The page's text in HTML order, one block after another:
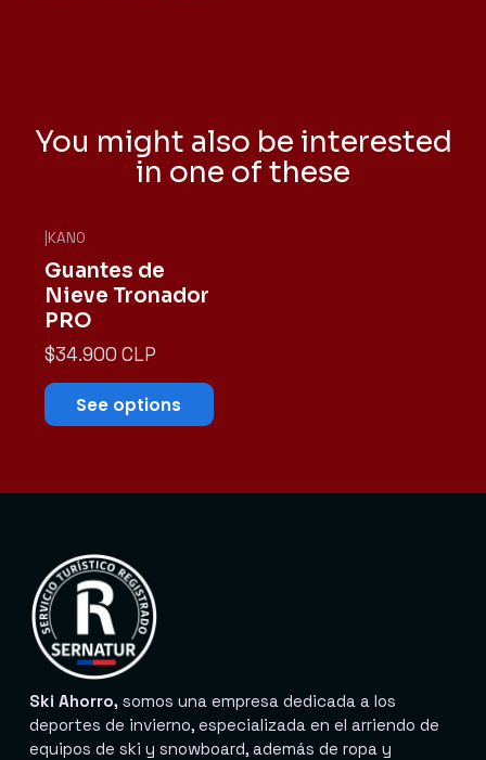
You might also be interested
in one of these
KANO
Guantes de
Nieve Tronador
PRO
$34.900 CLP
See options
Ski Ahorro, somos una empresa dedicada a los
deportes de invierno, especializada en el arriendo de
equipos de ski y snowboard, además de ropa y